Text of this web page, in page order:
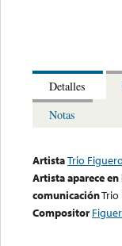
Detalles
Notas
ArtistaTrio
Artista aparece
comunicaciónTrio
Compositor